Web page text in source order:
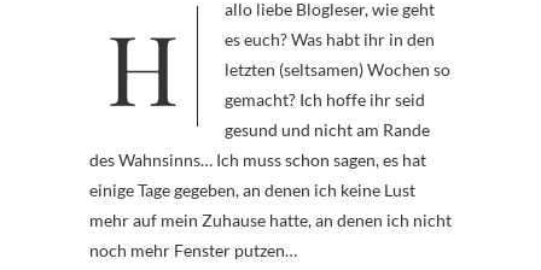
Hallo liebe Blogleser, wie geht
es euch? Was habt ihr in den
letzten (seltsamen) Wochen so
gemacht? Ich hoffe ihr seid
gesund und nicht am Rande
des Wahnsinns… Ich muss schon sagen, es hat
einige Tage gegeben, an denen ich keine Lust
mehr auf mein Zuhause hatte, an denen ich nicht
noch mehr Fenster putzen…